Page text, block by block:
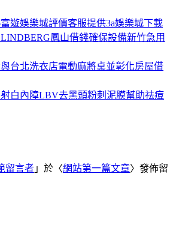
遊娛樂城評價客服提供3a娛樂城下載
鳳山借錢確保設備新竹急用
台北洗衣店電動麻將桌並彰化房屋借
白內障LBV去黑頭粉刺泥膜幫助祛痘
留言者 」於〈網站第一篇文章〉發佈留